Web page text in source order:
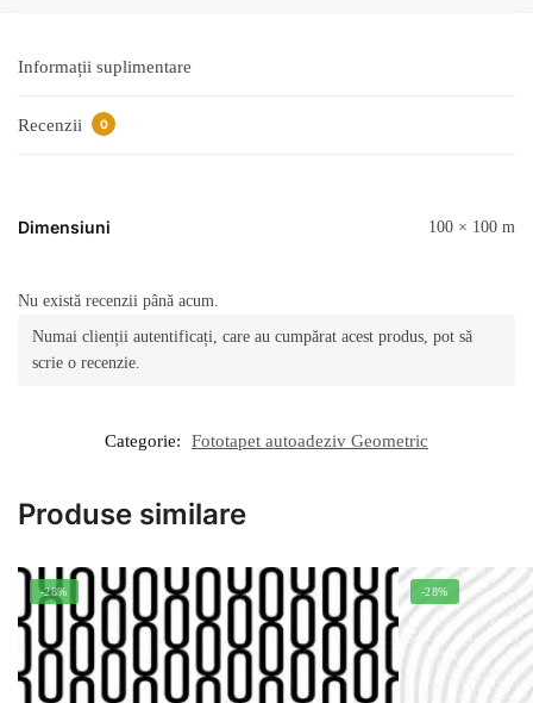
Informații suplimentare
Recenzii 0
Dimensiuni 100 × 100 m
Nu există recenzii până acum.
Numai clienții autentificați, care au cumpărat acest produs, pot să
scrie o recenzie.
Categorie: Fototapet autoadeziv Geometric
Produse similare
-28% -28%